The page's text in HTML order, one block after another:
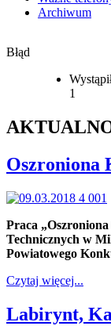
Archiwum
Błąd
1
Oszroniona
Praca „Oszroniona
Technicznych w
Powiatowego
Czytaj więcej...
Labirynt,